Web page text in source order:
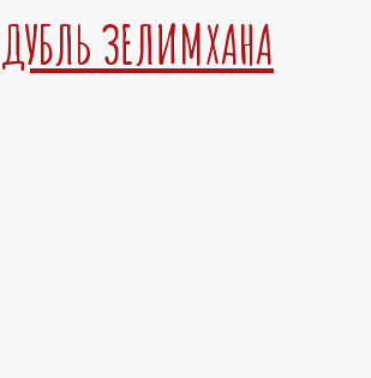
ЗЕЛИМХАНА